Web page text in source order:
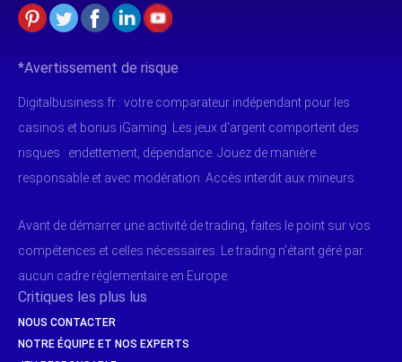
*Avertissement de risque
Digitalbusiness.fr : votre comparateur indépendant pour les
casinos et bonus iGaming. Les jeux d'argent comportent des
risques : endettement, dépendance. Jouez de manière
responsable et avec modération. Accès interdit aux mineurs.
Avant de démarrer une activité de trading, faites le point sur vos
compétences et celles nécessaires. Le trading n’étant géré par
aucun cadre réglementaire en Europe.
Critiques les plus lus
NOUS CONTACTER
NOTRE ÉQUIPE ET NOS EXPERTS